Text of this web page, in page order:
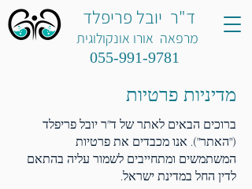
ד"ר יובל פריפלד
מרפאה אורו אונקולוגית
055-991-9781
מדיניות פרטיות
ברוכים הבאים לאתר של ד"ר יובל פריפלד
("האתר"). אנו מכבדים את פרטיות
המשתמשים ומתחייבים לשמור עליה בהתאם
לדין החל במדינת ישראל.